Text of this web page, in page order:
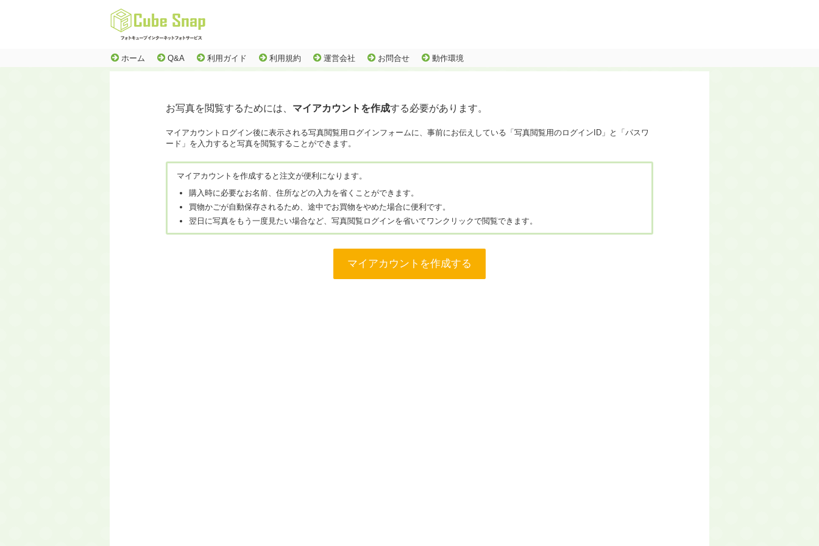
ホーム Q&A 利用ガイド 利用規約 運営会社 お問合せ 動作環境
お写真を閲覧するためには、 マイアカウントを作成する必要があります。
マイアカウントログイン後に表示される写真閲覧用ログインフォームに、事前にお伝えしている「写真閲覧用のログインID」と「パスワ
ード」を入力すると写真を閲覧することができます。
マイアカウントを作成すると注文が便利になります。
購入時に必要なお名前、住所などの入力を省くことができます。
買物かごが自動保存されるため、途中でお買物をやめた場合に便利です。
翌日に写真をもう一度見たい場合など、写真閲覧ログインを省いてワンクリックで閲覧できます。